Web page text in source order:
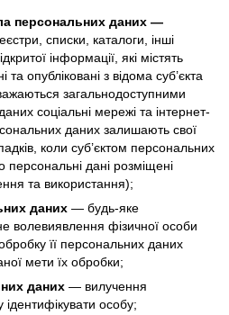
персональних даних —
списки, каталоги, інші
інформації, які містять
опубліковані з відома суб’єкта
загальнодоступними
соціальні мережі та інтернет-
даних залишають свої
коли суб’єктом персональних
дані розміщені
та використання);
даних — будь-яке
волевиявлення фізичної особи
її персональних даних
мети їх обробки;
даних — вилучення
ідентифікувати особу;